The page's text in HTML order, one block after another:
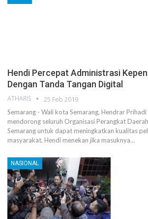
Hendi Percepat Administrasi
Dengan Tanda Tangan Digital
ATHARIS 25 Feb 2019
Semarang - Wali kota Semarang, Hendrar
mendorong seluruh Organisasi Perangkat
Semarang untuk dapat meningkatkan kualitas
masyarakat. Hendi menekan jika masuknya…
NASIONAL